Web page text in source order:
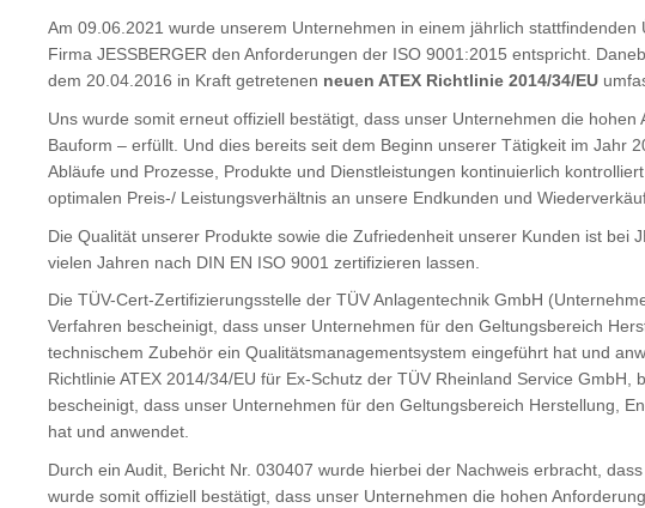
Am 09.06.2021 wurde unserem Unternehmen in einem jährlich
Firma JESSBERGER den Anforderungen der ISO 9001:2015 entspricht.
dem 20.04.2016 in Kraft getretenen neuen ATEX Richtlinie 2014/34/EU
Uns wurde somit erneut offiziell bestätigt, dass unser Unternehmen die
Bauform – erfüllt. Und dies bereits seit dem Beginn unserer Tätigkeit im Jahr
Abläufe und Prozesse, Produkte und Dienstleistungen kontinuierlich
optimalen Preis-/ Leistungsverhältnis an unsere Endkunden und
Die Qualität unserer Produkte sowie die Zufriedenheit unserer Kunden ist
vielen Jahren nach DIN EN ISO 9001 zertifizieren lassen.
Die TÜV-Cert-Zertifizierungsstelle der TÜV Anlagentechnik GmbH
Verfahren bescheinigt, dass unser Unternehmen für den Geltungsbereich
technischem Zubehör ein Qualitätsmanagementsystem eingeführt hat und
Richtlinie ATEX 2014/34/EU für Ex-Schutz der TÜV Rheinland Service
bescheinigt, dass unser Unternehmen für den Geltungsbereich Herstellung,
hat und anwendet.
Durch ein Audit, Bericht Nr. 030407 wurde hierbei der Nachweis erbracht,
wurde somit offiziell bestätigt, dass unser Unternehmen die hohen